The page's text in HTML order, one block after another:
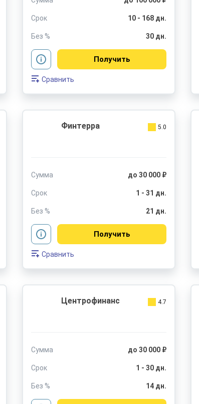
Срок 10 - 168 дн.
Без % 30 дн.
Получить
Сравнить
Финтерра 5.0
Сумма до 30 000 ₽
Срок 1 - 31 дн.
Без % 21 дн.
Получить
Сравнить
Центрофинанс 4.7
Сумма до 30 000 ₽
Срок 1 - 30 дн.
Без % 14 дн.